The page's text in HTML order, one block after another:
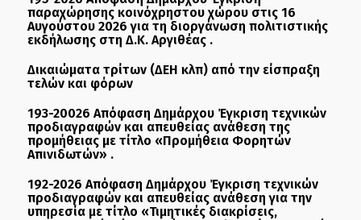
παραχώρησης κοινόχρηστου χώρου στις 16
Αυγούστου 2026 για τη διοργάνωση πολιτιστικής
εκδήλωσης στη Δ.Κ. Αργιθέας .
Δικαιώματα τρίτων (ΔΕΗ κλπ) από την είσπραξη
τελών και φόρων
193-20026 Απόφαση Δημάρχου Έγκριση τεχνικών
προδιαγραφών και απευθείας ανάθεση της
προμήθειας με τίτλο «Προμήθεια Φορητών
Απινιδωτών» .
192-2026 Απόφαση Δημάρχου Έγκριση τεχνικών
προδιαγραφών και απευθείας ανάθεση για την
υπηρεσία με τίτλο «Τιμητικές διακρίσεις,